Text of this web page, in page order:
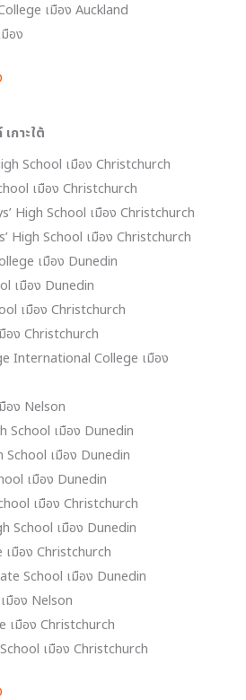
เมือง Auckland
อง
กาะใต้
School เมือง Christchurch
เมือง Christchurch
High School เมือง Christchurch
High School เมือง Christchurch
เมือง Dunedin
เมือง Dunedin
เมือง Christchurch
อง Christchurch
International College เมือง
อง Nelson
School เมือง Dunedin
School เมือง Dunedin
เมือง Dunedin
เมือง Christchurch
School เมือง Dunedin
มือง Christchurch
School เมือง Dunedin
มือง Nelson
เมือง Christchurch
เมือง Christchurch